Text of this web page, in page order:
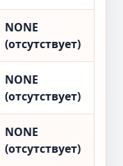
NONE
(отсутствует)
NONE
(отсутствует)
NONE
(отсутствует)